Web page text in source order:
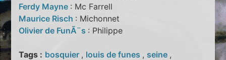
Ferdy Mayne : Mc Farrell
Maurice Risch : Michonnet
Olivier de FunÃ¨s : Philippe
Tags : bosquier , louis de funes , seine ,